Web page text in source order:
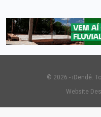
© 2026 - iDendê.
Website